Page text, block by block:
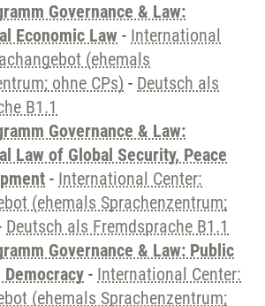
Governance & Law:
Economic Law - International
(ehemals
ohne CPs) - Deutsch als
B1.1
Governance & Law:
Law of Global Security, Peace
- International Center:
(ehemals Sprachenzentrum;
Deutsch als Fremdsprache B1.1
Governance & Law: Public
- International Center:
(ehemals Sprachenzentrum;